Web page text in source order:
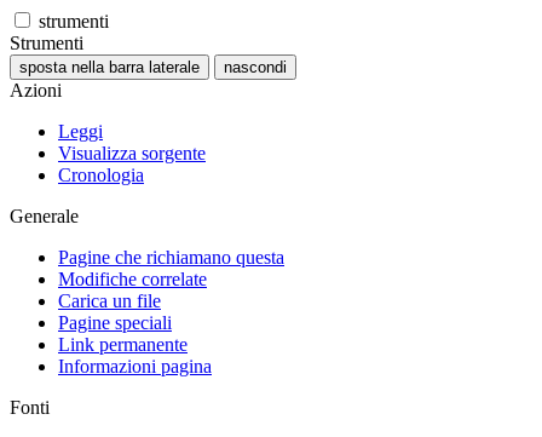
strumenti
Strumenti
sposta nella barra laterale nascondi
Azioni
Leggi
Visualizza sorgente
Cronologia
Generale
Pagine che richiamano questa
Modifiche correlate
Carica un file
Pagine speciali
Link permanente
Informazioni pagina
Fonti